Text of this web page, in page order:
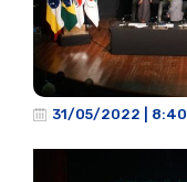
31/05/2022 | 8:40